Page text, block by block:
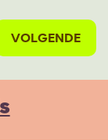
VOLGENDE